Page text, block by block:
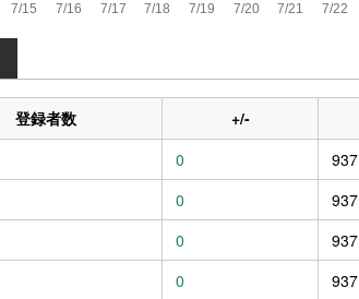
登録者数 +/-
0 937
0 937
0 937
0 937